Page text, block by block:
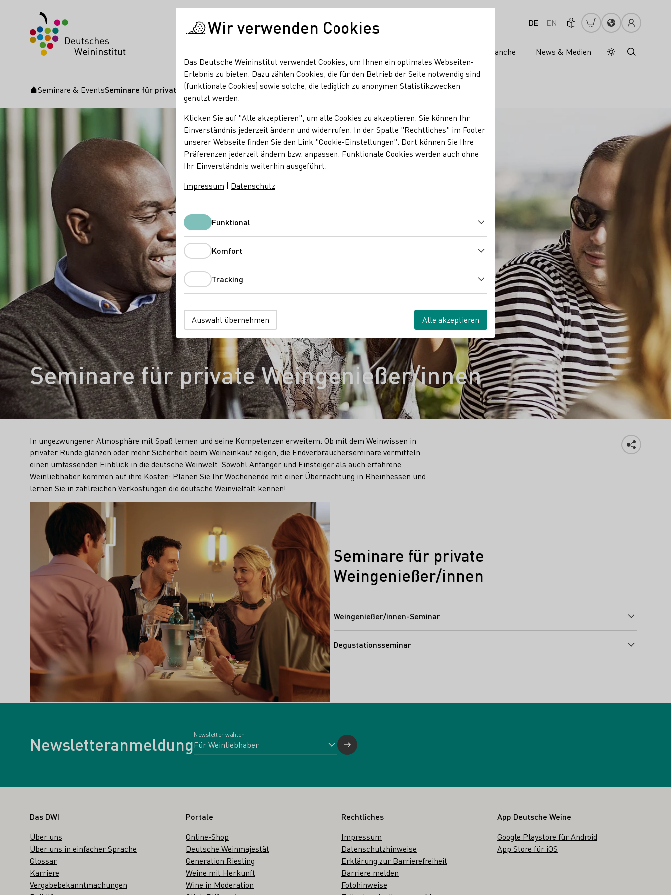
DE EN
Weinbranche News & Medien Tagesmodus
Nachtmodus
Startseite
Seminare & EventsSeminare für private Weingenießer/innen
Seminare für private Weingenießer/innen
In ungezwungener Atmosphäre mit Spaß lernen und seine Kompetenzen erweitern: Ob mit dem Weinwissen in
privater Runde glänzen oder mehr Sicherheit beim Weineinkauf zeigen, die Endverbraucherseminare vermitteln
einen umfassenden Einblick in die deutsche Weinwelt. Sowohl Anfänger und Einsteiger als auch erfahrene
Weinliebhaber kommen auf ihre Kosten: Planen Sie Ihr Wochenende mit einer Übernachtung in Rheinhessen und
lernen Sie in zahlreichen Verkostungen die deutsche Weinvielfalt kennen!
Seminare für private
Weingenießer/innen
Weingenießer/innen-Seminar
Degustationsseminar
Newsletteranmeldung
Newsletter wählen
Fußbereich
Das DWI
Über uns
Über uns in einfacher Sprache
Glossar
Karriere
Vergabebekanntmachungen
Portale
Online-Shop
Deutsche Weinmajestät
Generation Riesling
Weine mit Herkunft
Wine in Moderation
Rechtliches
Impressum
Datenschutzhinweise
Erklärung zur Barrierefreiheit
Barriere melden
Fotohinweise
Wir verwenden Cookies
Das Deutsche Weininstitut verwendet Cookies, um Ihnen ein optimales Webseiten-
Erlebnis zu bieten. Dazu zählen Cookies, die für den Betrieb der Seite notwendig sind
(funktionale Cookies) sowie solche, die lediglich zu anonymen Statistikzwecken
genutzt werden.
Klicken Sie auf "Alle akzeptieren", um alle Cookies zu akzeptieren. Sie können Ihr
Einverständnis jederzeit ändern und widerrufen. In der Spalte "Rechtliches" im Footer
unserer Webseite finden Sie den Link "Cookie-Einstellungen". Dort können Sie Ihre
Präferenzen jederzeit ändern bzw. anpassen. Funktionale Cookies werden auch ohne
Ihr Einverständnis weiterhin ausgeführt.
Impressum | Datenschutz
FunktionalFunktional
Komfort
Tracking
Auswahl übernehmen Alle akzeptieren
App Deutsche Weine
Google Playstore für Android
App Store für iOS